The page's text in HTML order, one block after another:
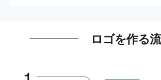
ロゴを作る